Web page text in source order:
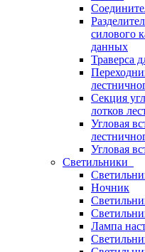
силового
данных
Траверса
Секция
лотков
Угловая
Угловая
Светильники
Ночник
Лампа